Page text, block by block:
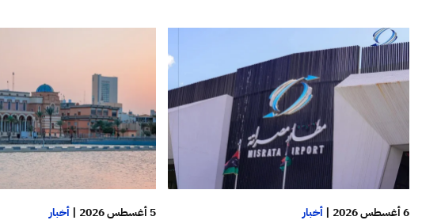
6 أغسطس 2026 | أخبار 5 أغسطس 2026 | أخبار